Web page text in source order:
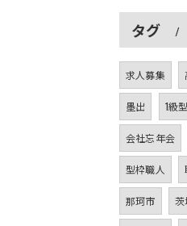
タグ
求人募集
墨出 1級
会社忘年会
型枠職人
那珂市 茨